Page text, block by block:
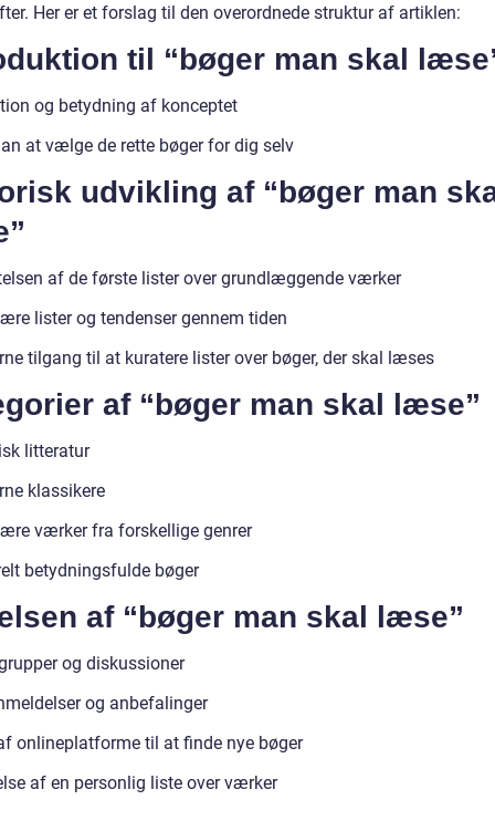
Her er et forslag til den overordnede struktur af artiklen:
til “bøger man skal
og betydning af konceptet
at vælge de rette bøger for dig selv
udvikling af “bøger man
af de første lister over grundlæggende værker
lister og tendenser gennem tiden
tilgang til at kuratere lister over bøger, der skal læses
af “bøger man skal læse”
litteratur
klassikere
værker fra forskellige genrer
betydningsfulde bøger
af “bøger man skal læse”
og diskussioner
og anbefalinger
onlineplatforme til at finde nye bøger
af en personlig liste over værker